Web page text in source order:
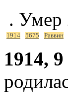
. Умер
1914 5675 Раввин
1914,